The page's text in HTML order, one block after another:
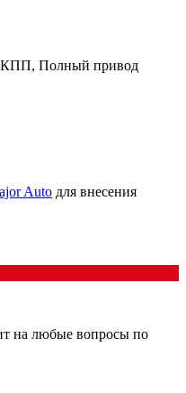
Полный привод
Auto для внесения
на любые вопросы по